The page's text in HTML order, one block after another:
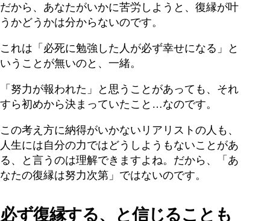
だから、あなたがいかに苦労しようと、復縁が叶
うかどうかは分からないのです。
これは「必死に勉強した人が必ず幸せになる」と
いうことが無いのと、一緒。
「努力が報われた」と思うことがあっても、それ
すら初めから決まっていたこと…なのです。
この考え方に納得がいかないリアリストの人も、
人生には自分の力ではどうしようもないことがあ
る、と言うのは理解できますよね。だから、「あ
なたの復縁は努力次第」ではないのです。
必ず復縁する、と信じることも